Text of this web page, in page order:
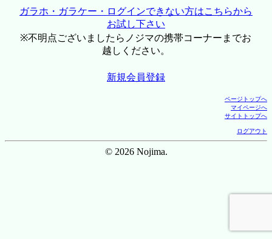
ガラホ・ガラケー・ログインできない方はこちらから
お試し下さい
※不明点ございましたらノジマの携帯コーナーまでお
越しください。
新規会員登録
ページトップへ
マイページへ
サイトトップへ
ログアウト
© 2026 Nojima.